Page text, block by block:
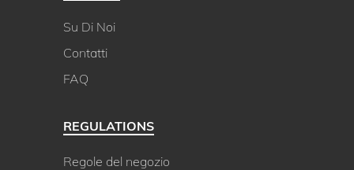
Su Di Noi
Contatti
FAQ
REGULATIONS
Regole del negozio